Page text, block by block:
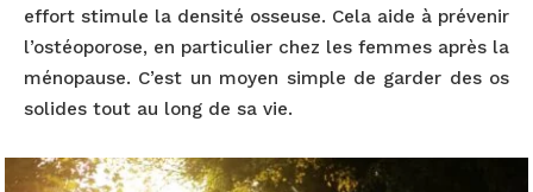
effort stimule la densité osseuse. Cela aide à prévenir
l’ostéoporose, en particulier chez les femmes après la
ménopause. C’est un moyen simple de garder des os
solides tout au long de sa vie.